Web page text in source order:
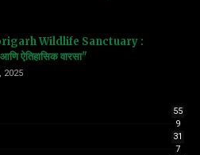
Wildlife Sanctuary :
ऐतिहासिक वारसा"
2025
55
9
31
7